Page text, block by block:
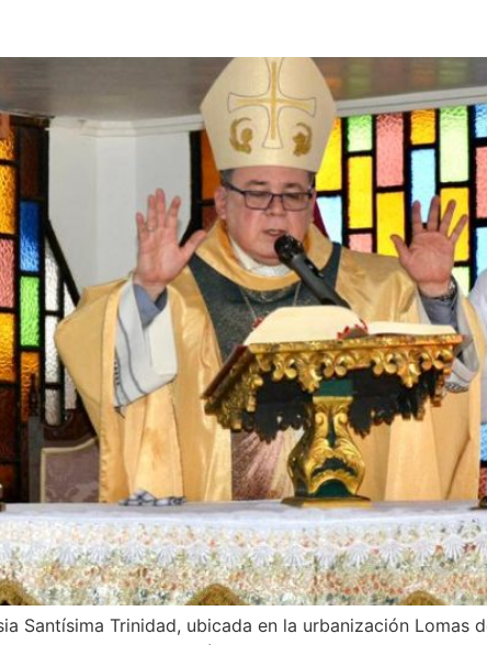
Santísima Trinidad, ubicada en la urbanización Lomas